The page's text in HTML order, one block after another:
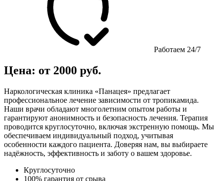
Работаем 24/7
Цена: от 2000 руб.
Наркологическая клиника «Панацея» предлагает
профессиональное лечение зависимости от тропикамида.
Наши врачи обладают многолетним опытом работы и
гарантируют анонимность и безопасность лечения. Терапия
проводится круглосуточно, включая экстренную помощь. Мы
обеспечиваем индивидуальный подход, учитывая
особенности каждого пациента. Доверяя нам, вы выбираете
надёжность, эффективность и заботу о вашем здоровье.
Круглосуточно
100% гарантия от срыва